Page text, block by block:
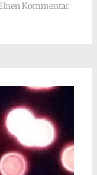
Kommentar